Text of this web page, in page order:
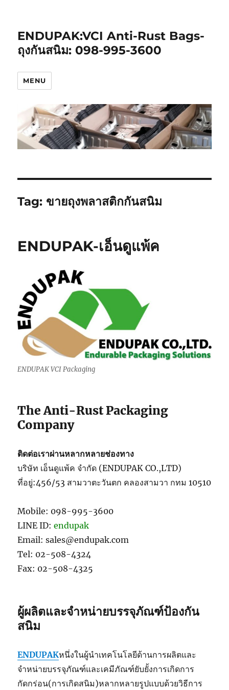
ENDUPAK:VCI Anti-Rust Bags-
ถุงกันสนิม: 098-995-3600
MENU
Tag: ขายถุงพลาสติกกันสนิม
ENDUPAK-เอ็นดูแพ้ค
ENDUPAK VCI Packaging
The Anti-Rust Packaging
Company
ติดต่อเราผ่านหลากหลายช่องทาง
บริษัท เอ็นดูแพ้ค จำกัด (ENDUPAK CO.,LTD)
ที่อยู่:456/53 สามวาตะวันตก คลองสามวา กทม 10510
Mobile: 098-995-3600
LINE ID:endupak
Email: sales@endupak.com
Tel: 02-508-4324
Fax: 02-508-4325
ผู้ผลิตและจำหน่ายบรรจุภัณฑ์ป้องกัน
สนิม
ENDUPAKหนึ่งในผู้นำเทคโนโลยีด้านการผลิตและ
จำหน่ายบรรจุภัณฑ์และเคมีภัณฑ์ยับยั้งการเกิดการ
กัดกร่อน(การเกิดสนิม)หลากหลายรูปแบบด้วยวิธีการ